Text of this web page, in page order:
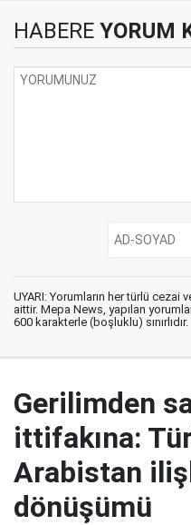
HABERE YORUM
UYARI: Yorumların her türlü
aittir. Mepa News, yapılan
600 karakterle (boşluklu) sınırlıdır.
Gerilimden
ittifakına:
Arabistan
dönüşümü